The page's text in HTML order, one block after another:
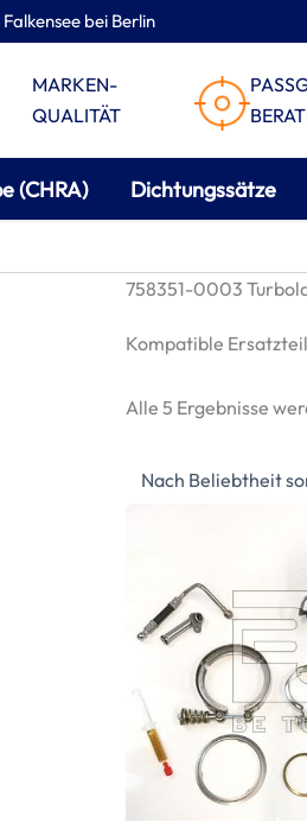
bei Berlin
MARKEN-
QUALITÄT
(CHRA) Dichtungssätze
758351-0003
Kompatible
Alle 5 Ergebnisse